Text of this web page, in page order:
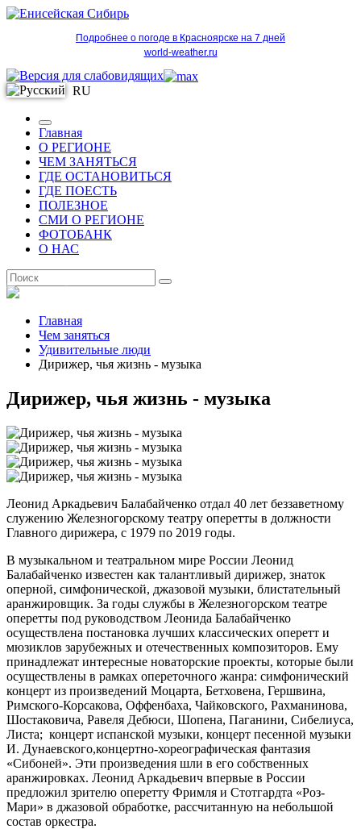
Подробнее о погоде в Красноярске на 7 дней
world-weather.ru
RU
Главная
О РЕГИОНЕ
ЧЕМ ЗАНЯТЬСЯ
ГДЕ ОСТАНОВИТЬСЯ
ГДЕ ПОЕСТЬ
ПОЛЕЗНОЕ
СМИ О РЕГИОНЕ
ФОТОБАНК
О НАС
Главная
Чем заняться
Удивительные люди
Дирижер, чья жизнь - музыка
Дирижер, чья жизнь - музыка
Леонид Аркадьевич Балабайченко отдал 40 лет беззаветному
служению Железногорскому театру оперетты в должности
Главного дирижера, с 1979 по 2019 годы.
В музыкальном и театральном мире России Леонид
Балабайченко известен как талантливый дирижер, знаток
оперной, симфонической, джазовой музыки, блистательный
аранжировщик. За годы службы в Железногорском театре
оперетты под руководством Леонида Балабайченко
осуществлена постановка лучших классических оперетт и
мюзиклов зарубежных и отечественных композиторов. Ему
принадлежат интересные новаторские проекты, которые были
осуществлены в рамках опереточного жанра: симфонический
концерт из произведений Моцарта, Бетховена, Гершвина,
Римского-Корсакова, Оффенбаха, Чайковского, Рахманинова,
Шостаковича, Равеля Дебюси, Шопена, Паганини, Сибелиуса,
Листа; концерт испанской музыки, концерт песенной музыки
И. Дунаевского,концертно-хореографическая фантазия
«Сибоней». Эти произведения шли в его собственных
аранжировках. Леонид Аркадьевич впервые в России
предложил зрителю оперетту Фримля и Стотгардта «Роз-
Мари» в джазовой обработке, рассчитанную на небольшой
состав оркестра.